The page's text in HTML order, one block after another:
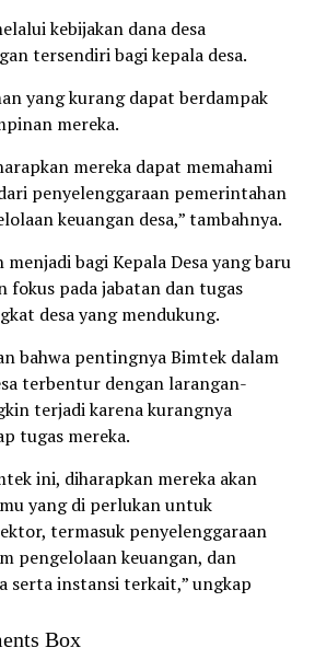
kebijakan dana desa
tersendiri bagi kepala desa.
yang kurang dapat berdampak
mereka.
mereka dapat memahami
penyelenggaraan pemerintahan
keuangan desa,” tambahnya.
bagi Kepala Desa yang baru
fokus pada jabatan dan tugas
desa yang mendukung.
bahwa pentingnya Bimtek dalam
terbentur dengan larangan-
terjadi karena kurangnya
tugas mereka.
ini, diharapkan mereka akan
yang di perlukan untuk
termasuk penyelenggaraan
pengelolaan keuangan, dan
serta instansi terkait,” ungkap
Box